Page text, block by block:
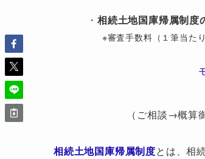
・相続土地国庫帰属制度
※審査手数料（１筆当た
（ご相談→概算
相続土地国庫帰属制度とは、相